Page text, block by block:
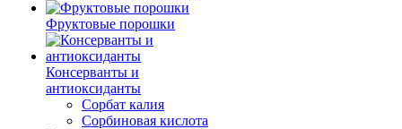
Фруктовые порошки
Консерванты и
антиоксиданты
Сорбат калия
Сорбиновая кислота